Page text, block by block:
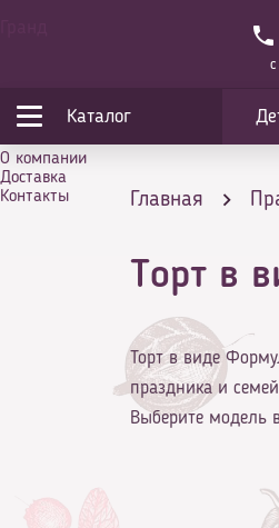
Каталог
О компании
Доставка
Контакты
Главная
Торт в
Торт в виде
праздника и
Выберите модель